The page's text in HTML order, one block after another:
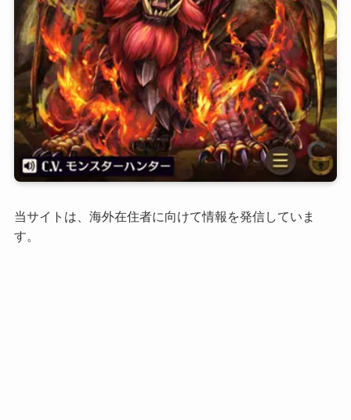
当サイトは、海外在住者に向けて情報を発信していま
す。